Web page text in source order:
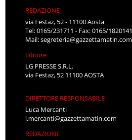
REDAZIONE
via Festaz, 52 - 11100 Aosta
Tel: 0165/231711 - Fax: 0165/1820141
Mail:segreteria@gazzettamatin.com
Editore
LG PRESSE S.R.L.
via Festaz, 52 11100 AOSTA
DIRETTORE RESPONSABILE
Luca Mercanti
l.mercanti@gazzettamatin.com
REDAZIONE